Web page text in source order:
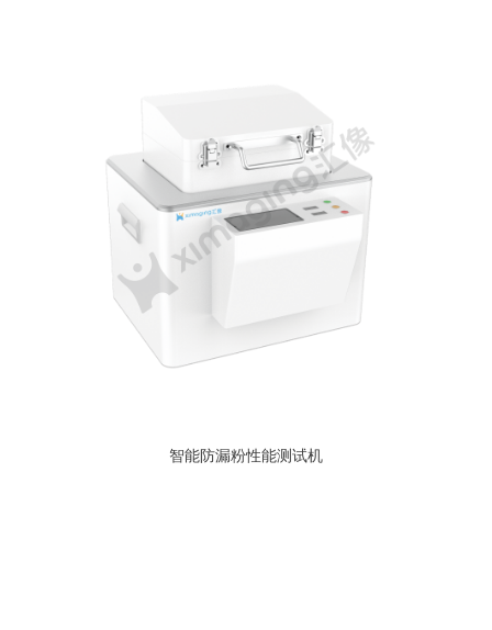
智能防漏粉性能测试机